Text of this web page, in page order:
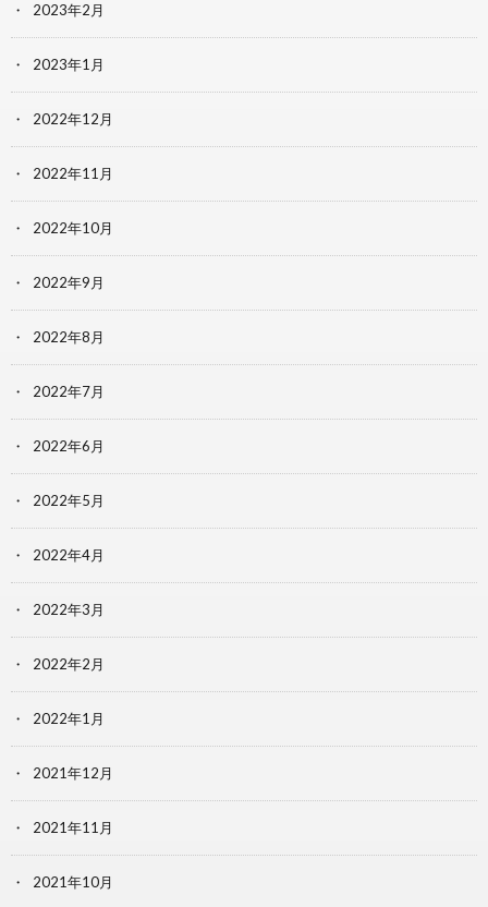
2023年2月
2023年1月
2022年12月
2022年11月
2022年10月
2022年9月
2022年8月
2022年7月
2022年6月
2022年5月
2022年4月
2022年3月
2022年2月
2022年1月
2021年12月
2021年11月
2021年10月